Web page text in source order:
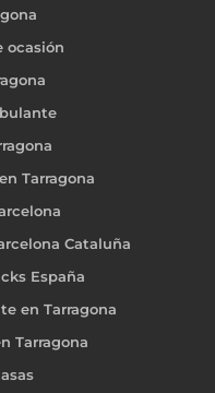
ocasión
Tarragona
Cataluña
España
en Tarragona
Tarragona